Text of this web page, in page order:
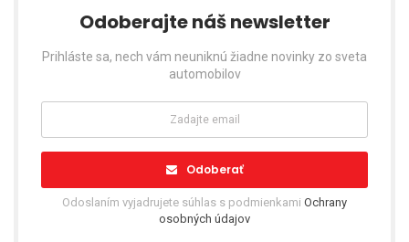
Odoberajte náš newsletter
Prihláste sa, nech vám neuniknú žiadne novinky zo sveta
automobilov
Odoberať
Odoslaním vyjadrujete súhlas s podmienkami Ochrany
osobných údajov